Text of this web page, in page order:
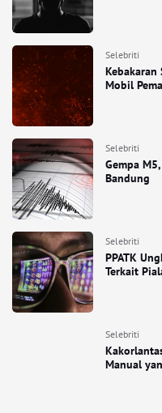
Selebriti
Kebakaran
Mobil
Selebriti
Gempa
Bandung
Selebriti
PPATK
Terkait
Selebriti
Manual